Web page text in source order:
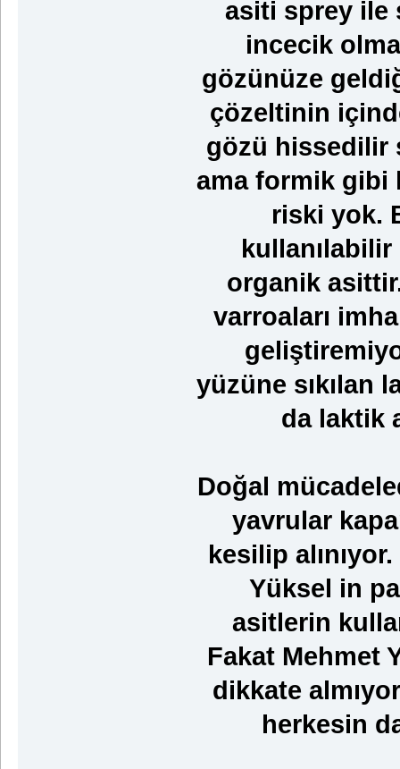
asiti sprey ile
incecik
gözünüze
çözeltinin
gözü hissedilir
ama formik gibi
riski yok.
organik
varroaları
yüzüne sıkılan
da laktik
Doğal
yavrular
kesilip
Yüksel in
asitlerin
Fakat Mehmet
dikkate
herkesin